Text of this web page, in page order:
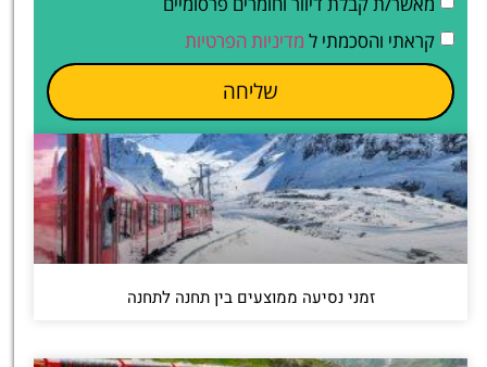
קראתי והסכמתי ל מדיניות הפרטיות
שליחה
זמני נסיעה ממוצעים בין תחנה לתחנה